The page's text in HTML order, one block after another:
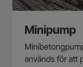
Minipump
används för att